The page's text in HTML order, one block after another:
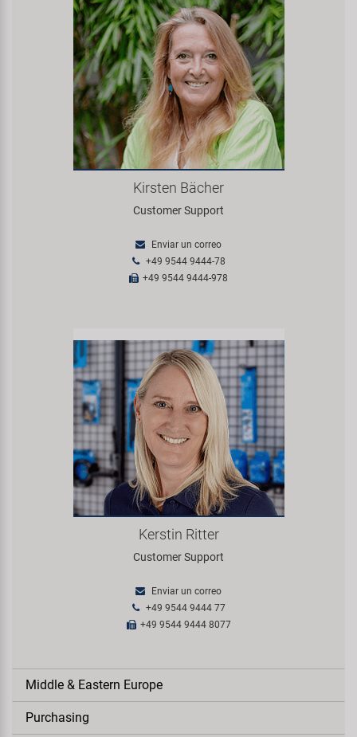
Kirsten Bächer
Customer Support
Enviar un correo
+49 9544 9444-78
+49 9544 9444-978
Kerstin Ritter
Customer Support
Enviar un correo
+49 9544 9444 77
+49 9544 9444 8077
Middle & Eastern Europe
Purchasing